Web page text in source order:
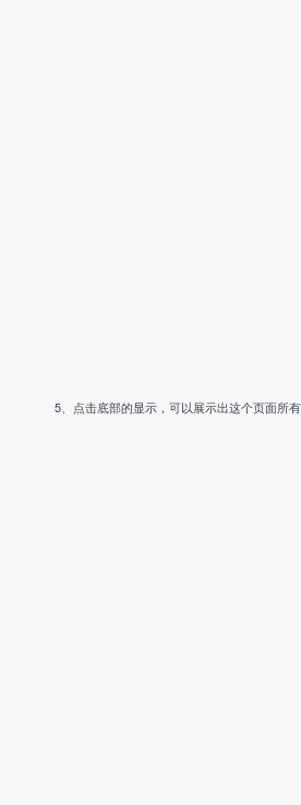
5、点击底部的显示，可以展示出这个页面所